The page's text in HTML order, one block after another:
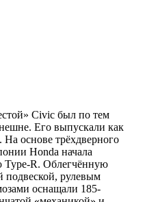
Civic был по тем
Его выпускали как
На основе трёхдверного
Honda начала
Type-R. Облегчённую
подвеской, рулевым
оснащали 185-